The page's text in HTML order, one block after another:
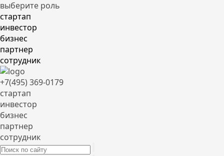
выберите роль
стартап
инвестор
бизнес
партнер
сотрудник
+7(495) 369-0179
стартап
инвестор
бизнес
партнер
сотрудник